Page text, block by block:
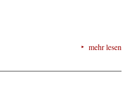
mehr lesen